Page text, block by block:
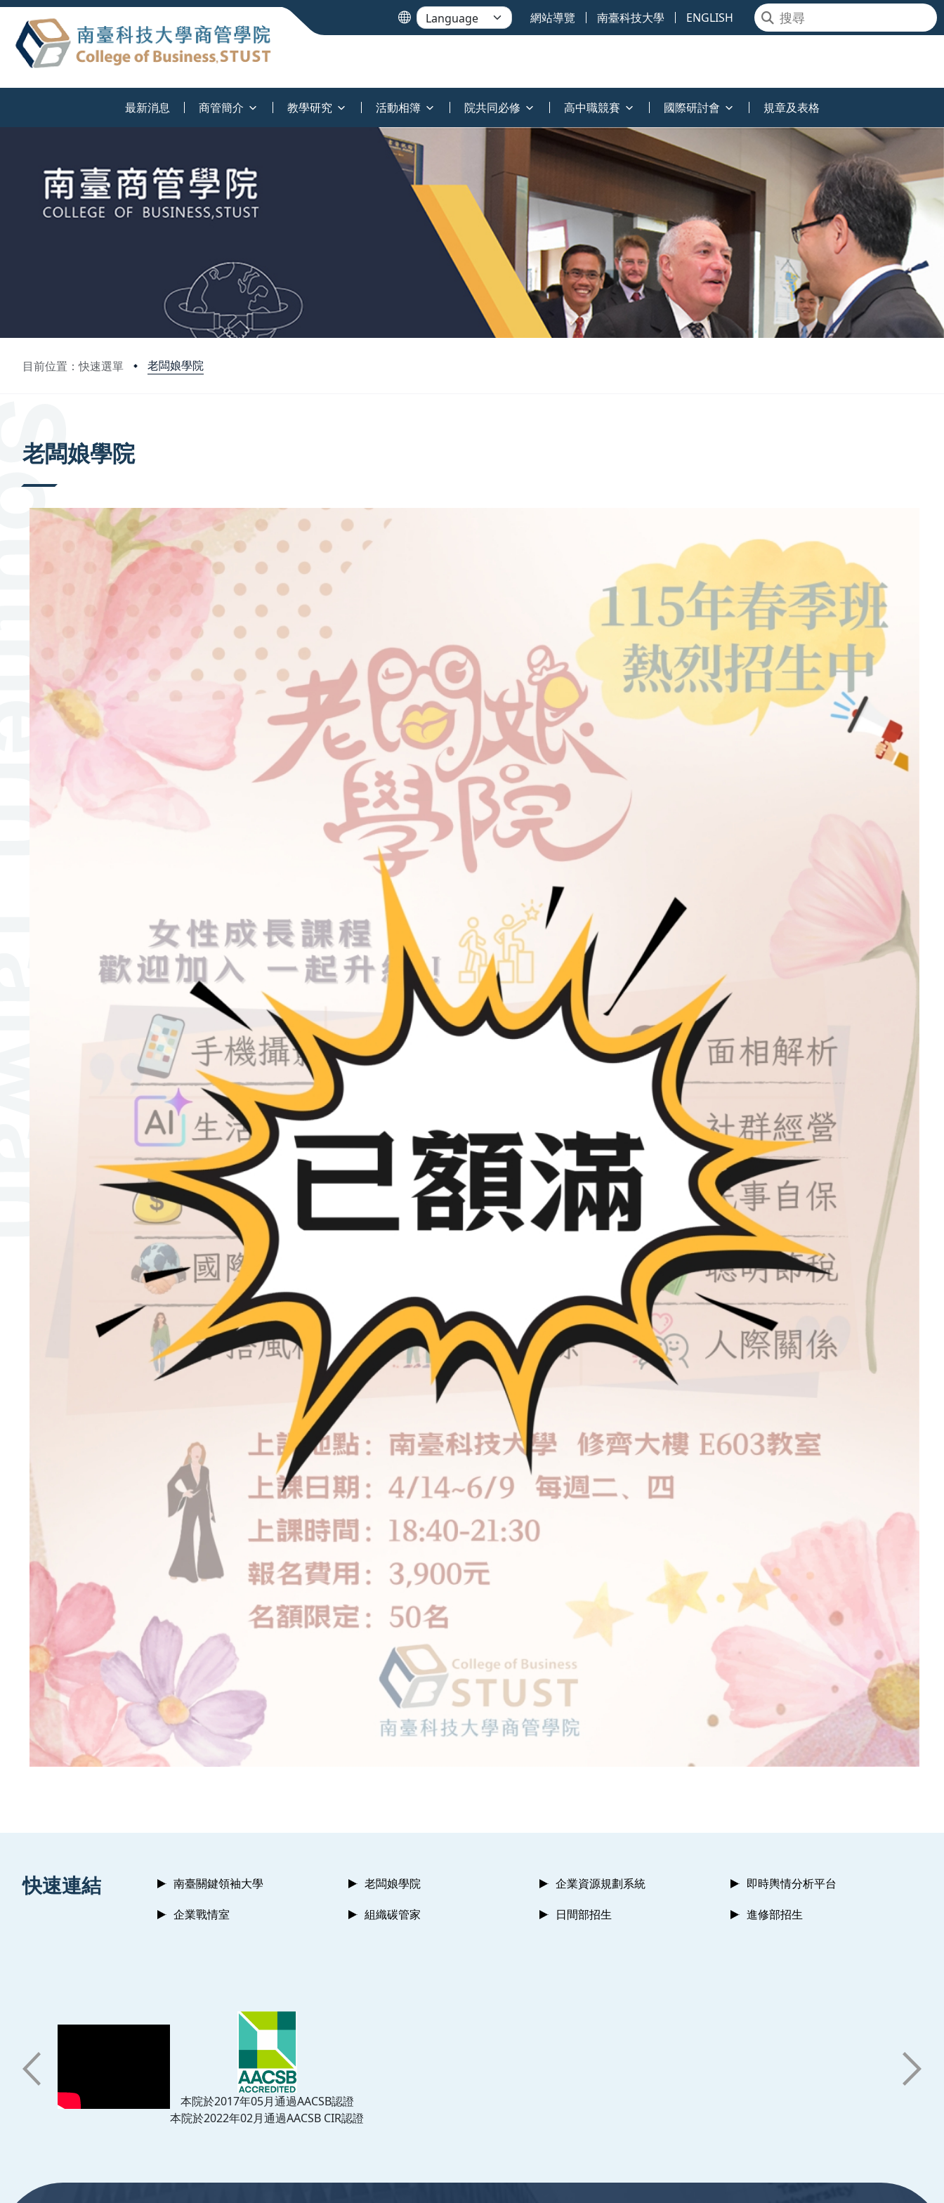
網站導覽 南臺科技大學 ENGLISH
最新消息 商管簡介 教學研究 活動相簿 院共同必修 高中職競賽 國際研討會 規章及表格
目前位置：快速選單 老闆娘學院
老闆娘學院
快速連結 南臺關鍵領袖大學 老闆娘學院 企業資源規劃系統
即時輿情分析平台
企業戰情室
組織碳管家 日間部招生 進修部招生
本院於2017年05月通過AACSB認證
本院於2022年02月通過AACSB CIR認證